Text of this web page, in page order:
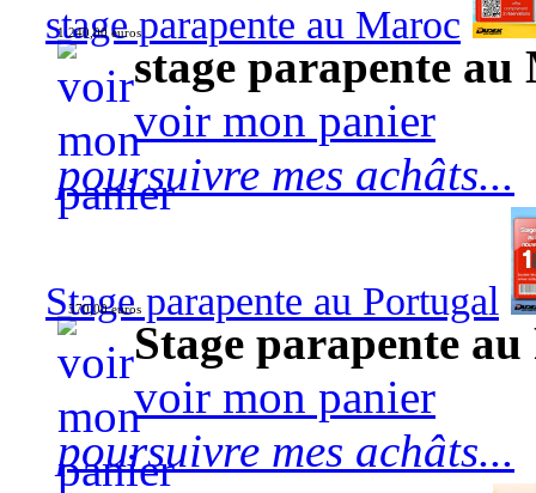
stage parapente au Maroc
1 240,00 euros
stage parapente au
voir mon panier
poursuivre mes achâts...
Stage parapente au Portugal
570,00 euros
Stage parapente
voir mon panier
poursuivre mes achâts...